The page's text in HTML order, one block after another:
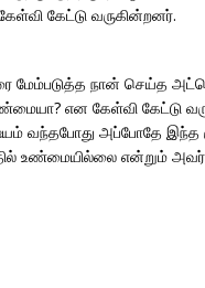
கேட்டு வருகின்றனர்.
மேம்படுத்த நான்
என கேள்வி கேட்டு
வந்தபோது அப்போதே இந்த
உண்மையில்லை என்றும் அவர்